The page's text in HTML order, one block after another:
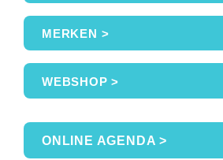
MERKEN >
WEBSHOP >
ONLINE AGENDA >